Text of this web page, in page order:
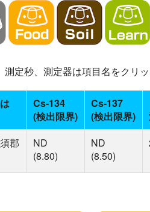
定秒、測定器は項目名をクリ
Cs-134
(検出限界)
Cs-137
(検出限界)
郡
ND
(8.80)
ND
(8.50)